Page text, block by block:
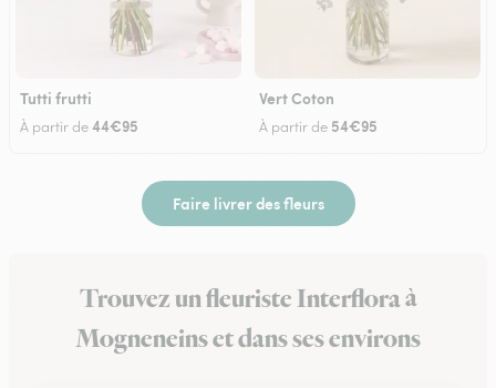
Tutti frutti
À partir de44€95
Vert Coton
À partir de 54€95
Faire livrer des fleurs
Trouvez un fleuriste Interflora à
Mogneneins et dans ses environs